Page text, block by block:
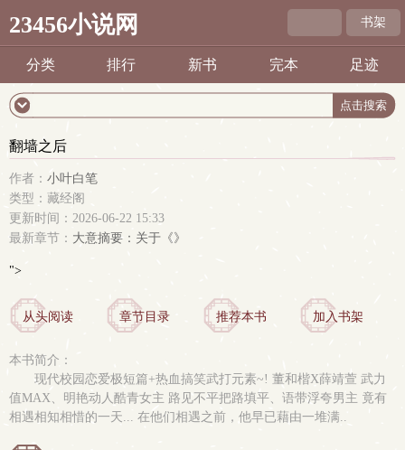
23456小说网 书架
分类 排行 新书 完本 足迹
翻墙之后
作者： 小叶白笔
类型：藏经阁
更新时间：2026-06-22 15:33
最新章节： 大意摘要：关于《》
">
从头阅读 章节目录 推荐本书 加入书架
本书简介：
现代校园恋爱极短篇+热血搞笑武打元素~! 董和楷X薛靖萱 武力
值MAX、明艳动人酷青女主 路见不平把路填平、语带浮夸男主 竟有
相遇相知相惜的一天... 在他们相遇之前，他早已藉由一堆满..